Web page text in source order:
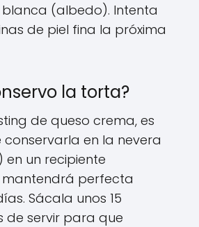
(albedo). Intenta
de piel fina la próxima
la torta?
de queso crema, es
conservarla en la nevera
un recipiente
mantendrá perfecta
Sácala unos 15
de servir para que